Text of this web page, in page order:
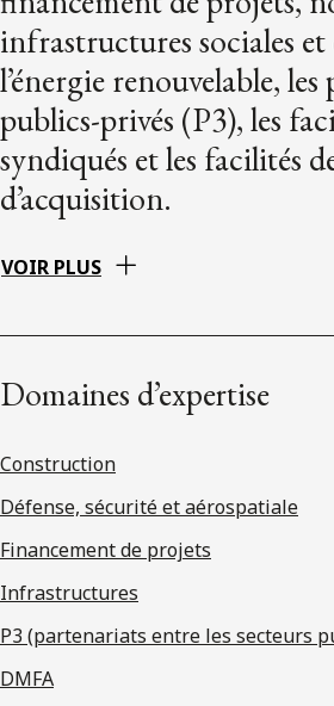
infrastructures sociales
l’énergie renouvelable,
publics-privés (P3), les
syndiqués et les facilités
d’acquisition.
VOIR PLUS
Domaines d’expertise
Construction
Défense, sécurité et aérospatiale
Financement de projets
Infrastructures
P3 (partenariats entre les secteurs
DMFA